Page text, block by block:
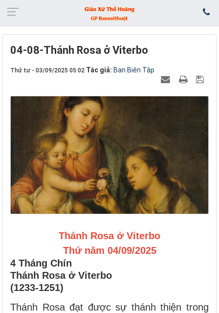
04-08-Thánh Rosa ở Viterbo
Thứ tư - 03/09/2025 05:02 Tác giả: Ban Biên Tập
Thánh Rosa ở Viterbo
Thứ năm 04/09/2025
4 Tháng Chín
Thánh Rosa ở Viterbo
(1233-1251)
Thánh Rosa đạt được sự thánh thiện trong